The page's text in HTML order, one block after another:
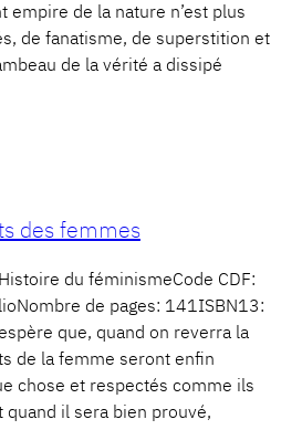
empire de la nature n’est plus
de fanatisme, de superstition et
de la vérité a dissipé
des femmes
du féminismeCode CDF:
de pages: 141ISBN13:
que, quand on reverra la
de la femme seront enfin
chose et respectés comme ils
quand il sera bien prouvé,